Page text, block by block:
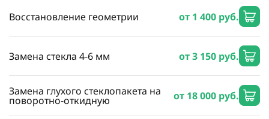
Восстановление геометрии от 1 400 руб.
Замена стекла 4-6 мм от 3 150 руб.
Замена глухого стеклопакета на
поворотно-откидную от 18 000 руб.